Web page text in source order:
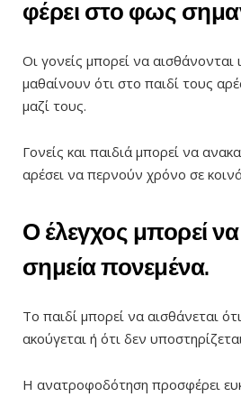
φέρει στο φως
Οι γονείς μπορεί να αισθάνονται
μαθαίνουν ότι στο παιδί τους
μαζί τους.
Γονείς και παιδιά μπορεί να
αρέσει να περνούν χρόνο σε
Ο έλεγχος μπορεί
σημεία πονεμένα.
Το παιδί μπορεί να αισθάνεται
ακούγεται ή ότι δεν
Η ανατροφοδότηση προσφέρει